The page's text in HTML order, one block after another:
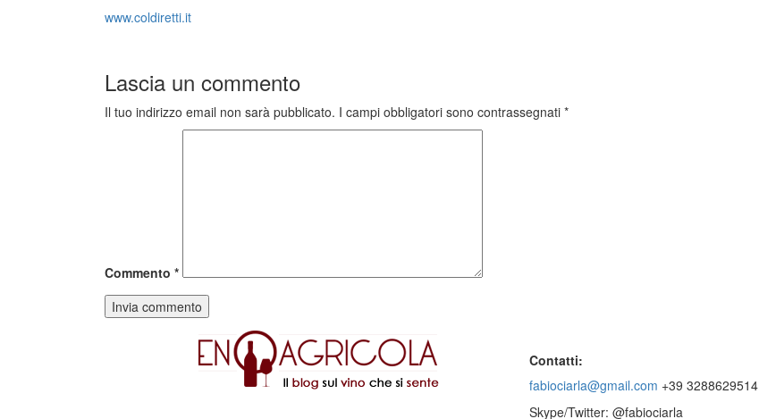
www.coldiretti.it
Lascia un commento
Il tuo indirizzo email non sarà pubblicato. I campi obbligatori sono contrassegnati *
Commento *
Contatti:
fabiociarla@gmail.com +39 3288629514
Skype/Twitter: @fabiociarla